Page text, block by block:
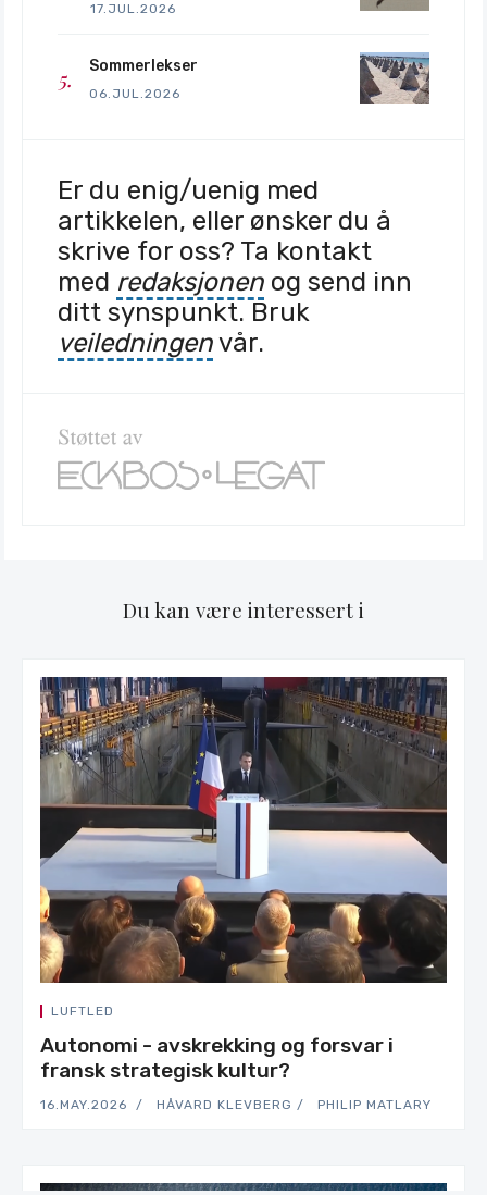
17.JUL.2026
Sommerlekser
06.JUL.2026
Er du enig/uenig med
artikkelen, eller ønsker du å
skrive for oss? Ta kontakt
med redaksjonen og send inn
ditt synspunkt. Bruk
veiledningenvår.
Du kan være interessert i
LUFTLED
Autonomi - avskrekking og forsvar i
fransk strategisk kultur?
16.MAY.2026 HÅVARD KLEVBERG PHILIP MATLARY